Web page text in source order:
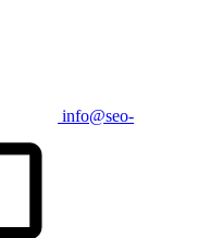
info@seo-